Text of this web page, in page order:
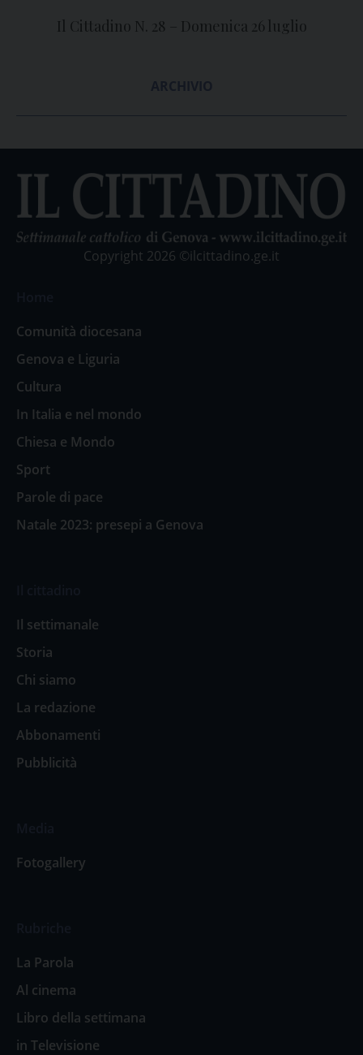
Il Cittadino N. 28 – Domenica 26 luglio
Copyright 2026 ©ilcittadino.ge.it
Comunità diocesana
Genova e Liguria
Cultura
In Italia e nel mondo
Chiesa e Mondo
Sport
Parole di pace
Natale 2023: presepi a Genova
Il settimanale
Storia
Chi siamo
La redazione
Abbonamenti
Pubblicità
Fotogallery
La Parola
Al cinema
Libro della settimana
in Televisione